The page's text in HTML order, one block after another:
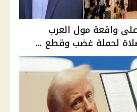
واقعة مول العرب
لحملة غضب وقطع ...